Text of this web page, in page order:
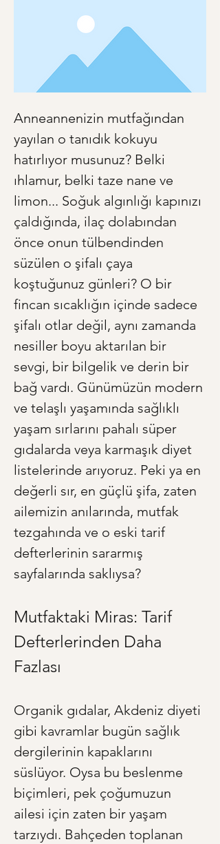
Anneannenizin mutfağından
yayılan o tanıdık kokuyu
hatırlıyor musunuz? Belki
ıhlamur, belki taze nane ve
limon... Soğuk algınlığı kapınızı
çaldığında, ilaç dolabından
önce onun tülbendinden
süzülen o şifalı çaya
koştuğunuz günleri? O bir
fincan sıcaklığın içinde sadece
şifalı otlar değil, aynı zamanda
nesiller boyu aktarılan bir
sevgi, bir bilgelik ve derin bir
bağ vardı. Günümüzün modern
ve telaşlı yaşamında sağlıklı
yaşam sırlarını pahalı süper
gıdalarda veya karmaşık diyet
listelerinde arıyoruz. Peki ya en
değerli sır, en güçlü şifa, zaten
ailemizin anılarında, mutfak
tezgahında ve o eski tarif
defterlerinin sararmış
sayfalarında saklıysa?
Mutfaktaki Miras: Tarif
Defterlerinden Daha
Fazlası
Organik gıdalar, Akdeniz diyeti
gibi kavramlar bugün sağlık
dergilerinin kapaklarını
süslüyor. Oysa bu beslenme
biçimleri, pek çoğumuzun
ailesi için zaten bir yaşam
tarzıydı. Bahçeden toplanan